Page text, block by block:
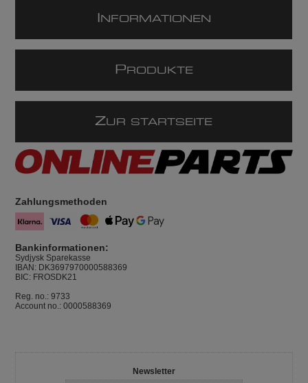
NFORMATIONEN
P RODUKTE
ZUR STARTSEITE
Zahlungsmethoden
Bankinformationen:
Sydjysk Sparekasse
IBAN: DK3697970000588369
BIC: FROSDK21
Reg. no.: 9733
Account no.: 0000588369
Newsletter